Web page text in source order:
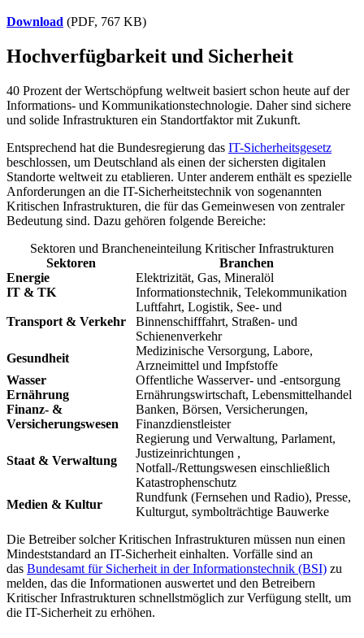
Download (PDF, 767 KB)
Hochverfügbarkeit und Sicherheit
40 Prozent der Wertschöpfung weltweit basiert schon heute auf der
Informations- und Kommunikationstechnologie. Daher sind sichere
und solide Infrastrukturen ein Standortfaktor mit Zukunft.
Entsprechend hat die Bundesregierung das IT-Sicherheitsgesetz
beschlossen, um Deutschland als einen der sichersten digitalen
Standorte weltweit zu etablieren. Unter anderem enthält es spezielle
Anforderungen an die IT-Sicherheitstechnik von sogenannten
Kritischen Infrastrukturen, die für das Gemeinwesen von zentraler
Bedeutung sind. Dazu gehören folgende Bereiche:
Sektoren und Brancheneinteilung Kritischer Infrastrukturen
Sektoren
Branchen
Energie
Elektrizität, Gas, Mineralöl
IT & TK
Informationstechnik, Telekommunikation
Transport & Verkehr
Luftfahrt, Logistik, See- und
Binnenschifffahrt, Straßen- und
Schienenverkehr
Gesundheit
Medizinische Versorgung, Labore,
Arzneimittel und Impfstoffe
Wasser
Offentliche Wasserver- und -entsorgung
Ernährung
Ernährungswirtschaft, Lebensmittelhandel
Finanz- &
Versicherungswesen
Banken, Börsen, Versicherungen,
Finanzdienstleister
Staat & Verwaltung
Regierung und Verwaltung, Parlament,
Justizeinrichtungen ,
Notfall-/Rettungswesen einschließlich
Katastrophenschutz
Medien & Kultur
Rundfunk (Fernsehen und Radio), Presse,
Kulturgut, symbolträchtige Bauwerke
Die Betreiber solcher Kritischen Infrastrukturen müssen nun einen
Mindeststandard an IT-Sicherheit einhalten. Vorfälle sind an
das Bundesamt für Sicherheit in der Informationstechnik (BSI) zu
melden, das die Informationen auswertet und den Betreibern
Kritischer Infrastrukturen schnellstmöglich zur Verfügung stellt, um
die IT-Sicherheit zu erhöhen.